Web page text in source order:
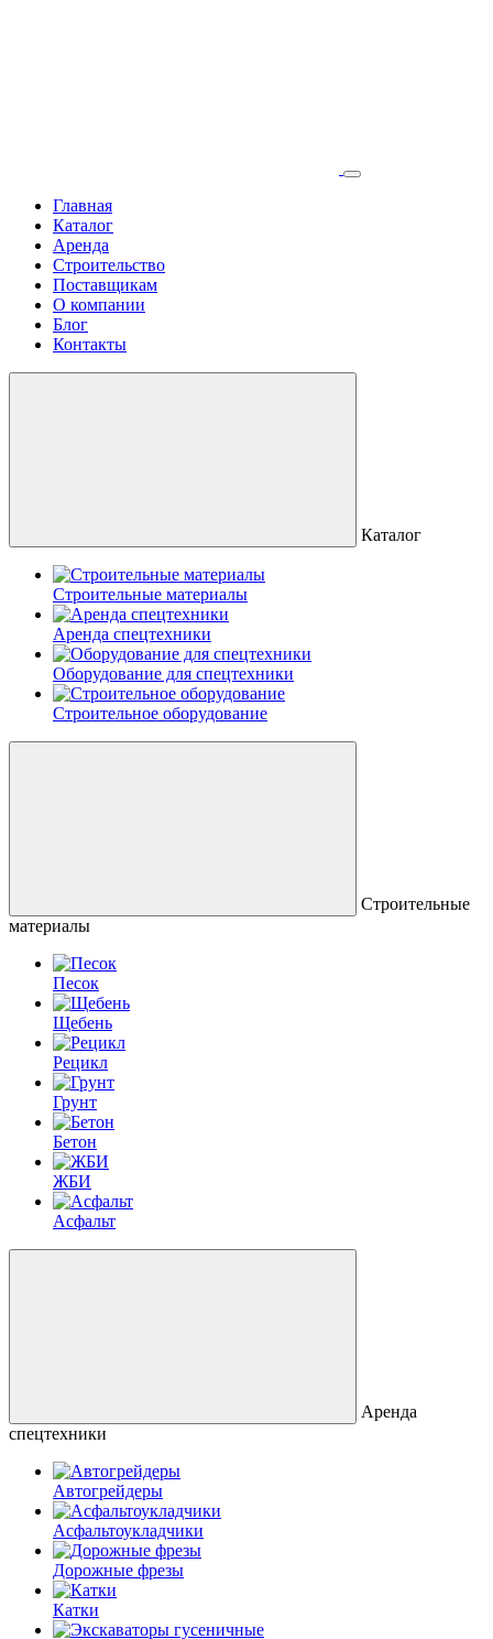
Главная
Каталог
Аренда
Строительство
Поставщикам
О компании
Блог
Контакты
Каталог
Строительные материалы
Аренда спецтехники
Оборудование для спецтехники
Строительное оборудование
Строительные
материалы
Песок
Щебень
Рецикл
Грунт
Бетон
ЖБИ
Асфальт
Аренда
спецтехники
Автогрейдеры
Асфальто­укладчики
Дорожные фрезы
Катки